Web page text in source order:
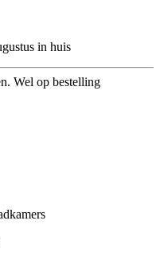
in huis
Wel op bestelling